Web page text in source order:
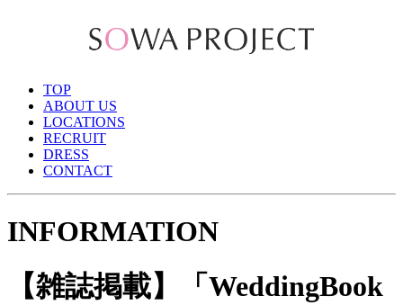
TOP
ABOUT US
LOCATIONS
RECRUIT
DRESS
CONTACT
INFORMATION
【雑誌掲載】「WeddingBook